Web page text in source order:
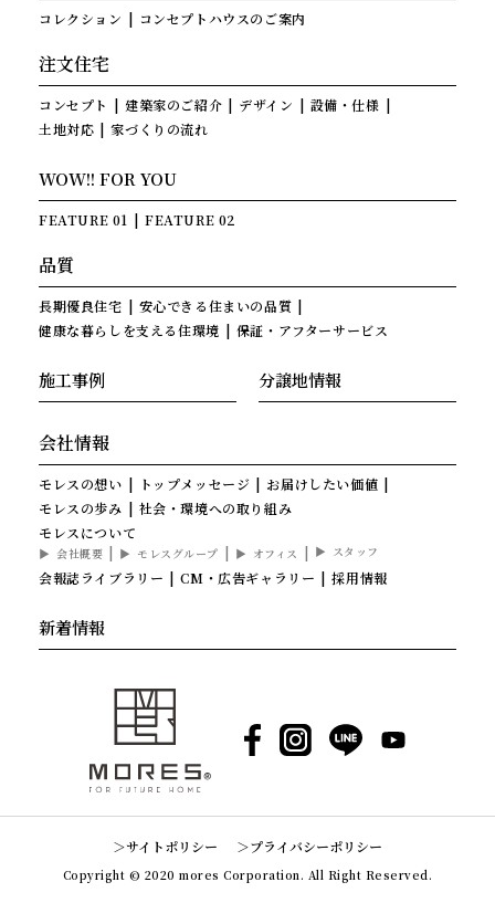
コレクション コンセプトハウスのご案内
注文住宅
コンセプト 建築家のご紹介 デザイン
設備・仕様
土地対応
家づくりの流れ
WOW!! FOR YOU
FEATURE 01 FEATURE 02
品質
長期優良住宅
安心できる住まいの品質
健康な暮らしを支える住環境
保証・アフターサービス
施工事例 分譲地情報
会社情報
モレスの想い トップメッセージ
お届けしたい価値
モレスの歩み
社会・環境への取り組み
モレスについて
会社概要 モレスグループ オフィス スタッフ
会報誌ライブラリー CM・広告ギャラリー 採用情報
新着情報
Facebook
Instagram
LINE YouTube
サイトポリシー プライバシーポリシー
Copyright © 2020 mores Corporation. All Right Reserved.